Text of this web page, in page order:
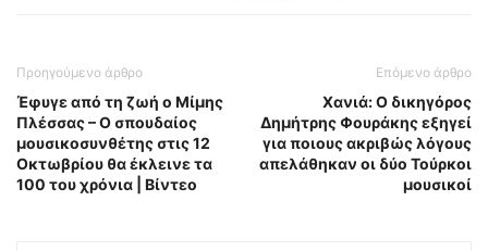
Προηγούμενο άρθρο
Έφυγε από τη ζωή ο Μίμης
Πλέσσας – Ο σπουδαίος
μουσικοσυνθέτης στις 12
Οκτωβρίου θα έκλεινε τα
100 του χρόνια | Βίντεο
Επόμενο άρθρο
Χανιά: Ο δικηγόρος
Δημήτρης Φουράκης εξηγεί
για ποιους ακριβώς λόγους
απελάθηκαν οι δύο Τούρκοι
μουσικοί